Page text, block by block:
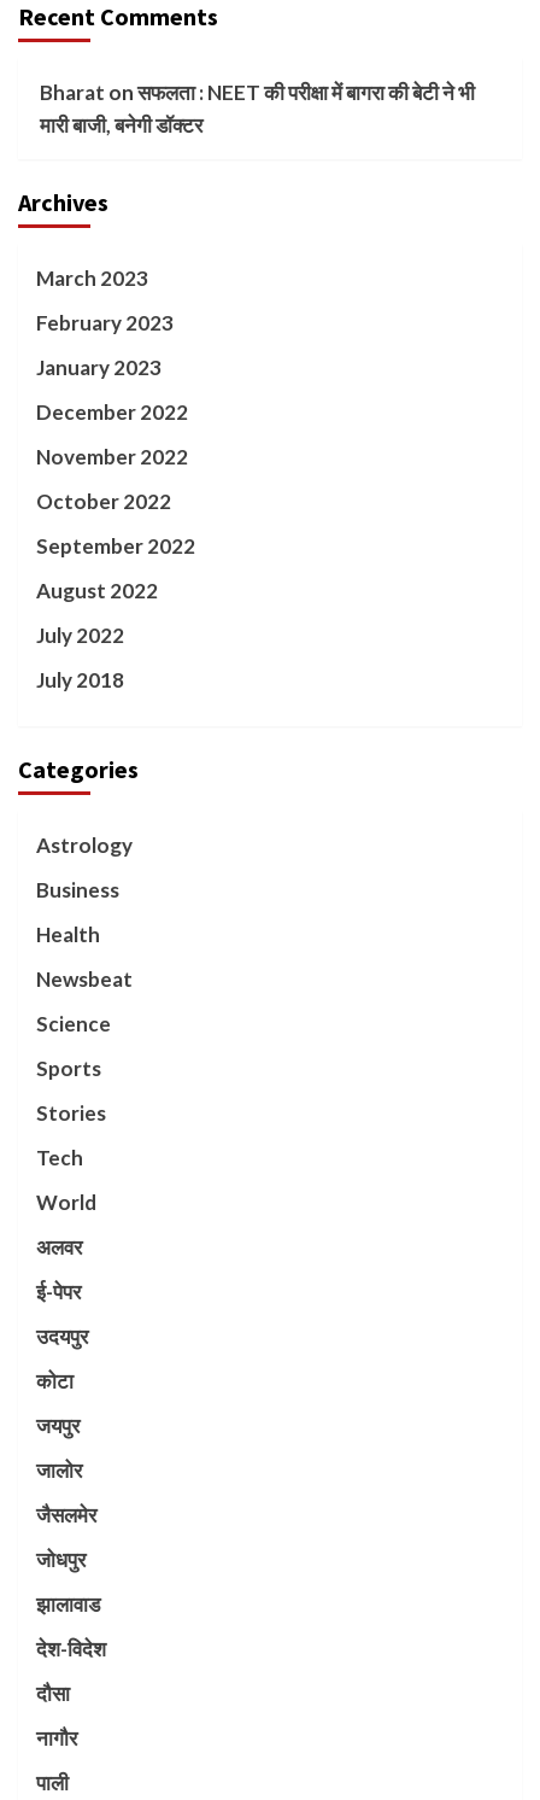
Recent Comments
Bharat onसफलता : NEET की परीक्षा में बागरा की बेटी ने भी
मारी बाजी, बनेगी डॉक्टर
Archives
March 2023
February 2023
January 2023
December 2022
November 2022
October 2022
September 2022
August 2022
July 2022
July 2018
Categories
Astrology
Business
Health
Newsbeat
Science
Sports
Stories
Tech
World
अलवर
ई-पेपर
उदयपुर
कोटा
जयपुर
जालोर
जैसलमेर
जोधपुर
झालावाड
देश-विदेश
दौसा
नागौर
पाली